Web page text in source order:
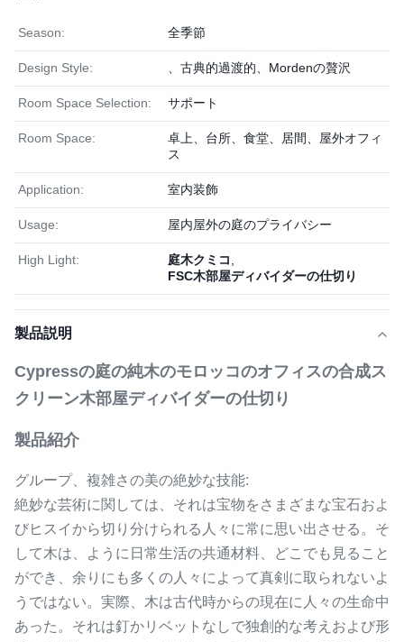
Season: 全季節
Design Style: 、古典的過渡的、Mordenの贅沢
Room Space Selection: サポート
Room Space:
卓上、台所、食堂、居間、屋外オフィ
ス
Application: 室内装飾
Usage: 屋内屋外の庭のプライバシー
High Light: 庭木クミコ
FSC木部屋ディバイダーの仕切り
製品説明
Cypressの庭の純木のモロッコのオフィスの合成ス
クリーン木部屋ディバイダーの仕切り
製品紹介
グループ、複雑さの美の絶妙な技能:
絶妙な芸術に関しては、それは宝物をさまざまな宝石およ
びヒスイから切り分けられる人々に常に思い出させる。そ
して木は、ように日常生活の共通材料、どこでも見ること
ができ、余りにも多くの人々によって真剣に取られないよ
うではない。実際、木は古代時からの現在に人々の生命中
あった。それは釘かリベットなしで独創的な考えおよび形